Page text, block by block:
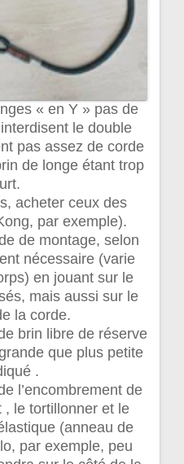
« en Y » pas de
le double
pas assez de corde
de longe étant trop
acheter ceux des
par exemple).
de montage, selon
nécessaire (varie
en jouant sur le
mais aussi sur le
la corde.
brin libre de réserve
que plus petite
.
l’encombrement de
le tortillonner et le
(anneau de
par exemple, peu